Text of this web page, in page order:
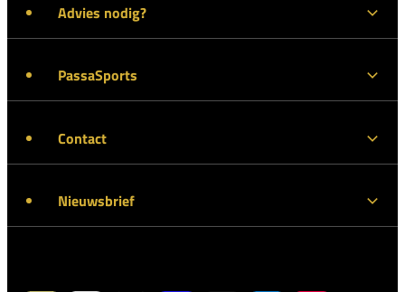
Advies nodig?
PassaSports
Contact
Nieuwsbrief